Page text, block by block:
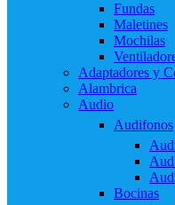
Fundas
Maletines
Mochilas
Adaptadores y
Alambrica
Audio
Audifonos
Bocinas